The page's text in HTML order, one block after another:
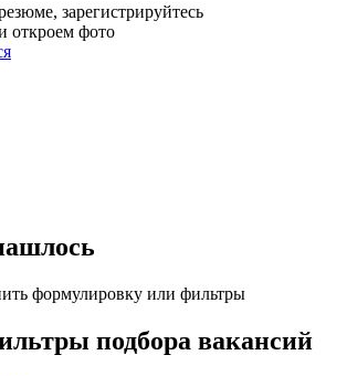
зарегистрируйтесь
откроем фото
формулировку или фильтры
подбора вакансий